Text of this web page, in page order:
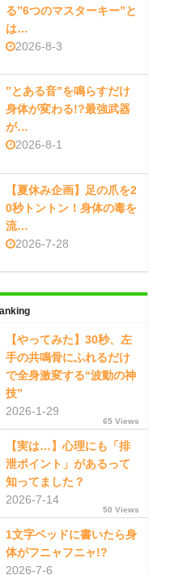
る”6つのマスターキー”と
は…
2026-8-3
”とある音”を鳴らすだけ
身体が変わる!?最強武器
が…
2026-8-1
【夏休み企画】足の爪を2
0秒トントン！身体の毒を
流…
2026-7-28
【やってみた】30秒、左
手の共鳴骨にふれるだけ
で全身激変する“波動の神
技”
2026-1-29
65 Views
【実は…】心理にも「排
泄ポイント」があるって
知ってました？
2026-7-14
50 Views
1文字ベッドに書いたら身
体がフニャフニャ!?
2026-7-6